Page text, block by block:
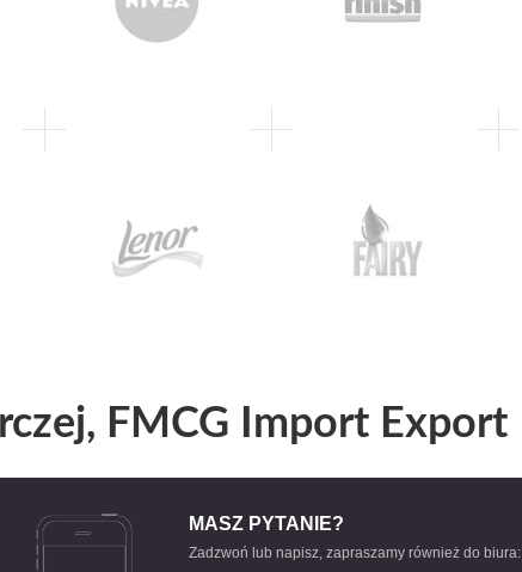
FMCG Import Export
MASZ PYTANIE?
Zadzwoń lub napisz, zapraszamy również do biura: